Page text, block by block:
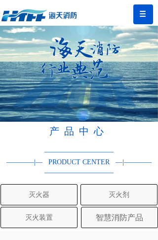
产品中心
——————————
————| — PRODUCT CENTER — ————
——————————
灭火器 灭火剂
灭火装置 智慧消防产品